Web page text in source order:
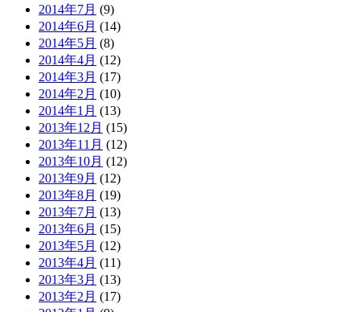
2014年7月 (9)
2014年6月 (14)
2014年5月 (8)
2014年4月 (12)
2014年3月 (17)
2014年2月 (10)
2014年1月 (13)
2013年12月 (15)
2013年11月 (12)
2013年10月 (12)
2013年9月 (12)
2013年8月 (19)
2013年7月 (13)
2013年6月 (15)
2013年5月 (12)
2013年4月 (11)
2013年3月 (13)
2013年2月 (17)